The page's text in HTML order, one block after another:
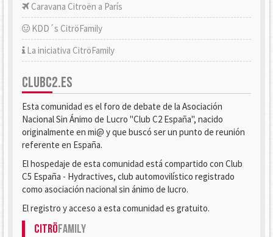
Caravana Citroën a París
KDD´s CitröFamily
La iniciativa CitröFamily
CLUBC2.ES
Esta comunidad es el foro de debate de la Asociación
Nacional Sin Ánimo de Lucro "Club C2 España", nacido
originalmente en mi@ y que buscó ser un punto de reunión
referente en España.
El hospedaje de esta comunidad está compartido con Club
C5 España - Hydractives, club automovilístico registrado
como asociación nacional sin ánimo de lucro.
El registro y acceso a esta comunidad es gratuito.
CitröFamily